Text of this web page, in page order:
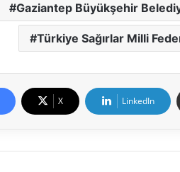
Gaziantep Büyükşehir
Türkiye Sağırlar Milli
X LinkedIn